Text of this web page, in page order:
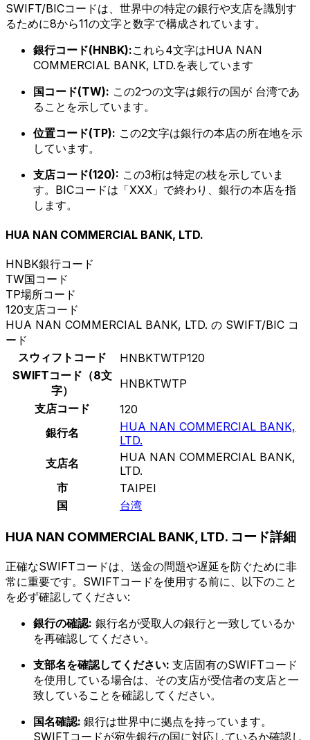
SWIFT/BICコードは、世界中の特定の銀行や支店を識別す
るために8から11の文字と数字で構成されています。
銀行コード(HNBK):これら4文字はHUA NAN
COMMERCIAL BANK, LTD.を表しています
国コード(TW): この2つの文字は銀行の国が 台湾であ
ることを示しています。
位置コード(TP): この2文字は銀行の本店の所在地を示
しています。
支店コード(120): この3桁は特定の枝を示していま
す。BICコードは「XXX」で終わり、銀行の本店を指
します。
HUA NAN COMMERCIAL BANK, LTD.
HNBK銀行コード
TW国コード
TP場所コード
120支店コード
HUA NAN COMMERCIAL BANK, LTD. の SWIFT/BIC コ
ード
スウィフトコード
HNBKTWTP120
SWIFTコード（8文
字）
HNBKTWTP
支店コード
120
銀行名
HUA NAN COMMERCIAL BANK,
LTD.
支店名
HUA NAN COMMERCIAL BANK,
LTD.
市
TAIPEI
国
台湾
HUA NAN COMMERCIAL BANK, LTD. コード詳細
正確なSWIFTコードは、送金の問題や遅延を防ぐために非
常に重要です。SWIFTコードを使用する前に、以下のこと
を必ず確認してください:
銀行の確認: 銀行名が受取人の銀行と一致しているか
を再確認してください。
支部名を確認してください: 支店固有のSWIFTコード
を使用している場合は、その支店が受信者の支店と一
致していることを確認してください。
国名確認: 銀行は世界中に拠点を持っています。
SWIFTコードが宛先銀行の国に対応しているか確認し